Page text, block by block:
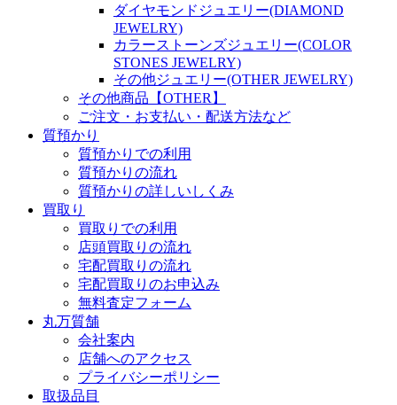
ダイヤモンドジュエリー(DIAMOND
JEWELRY)
カラーストーンズジュエリー(COLOR
STONES JEWELRY)
その他ジュエリー(OTHER JEWELRY)
その他商品【OTHER】
ご注文・お支払い・配送方法など
質預かり
質預かりでの利用
質預かりの流れ
質預かりの詳しいしくみ
買取り
買取りでの利用
店頭買取りの流れ
宅配買取りの流れ
宅配買取りのお申込み
無料査定フォーム
丸万質舗
会社案内
店舗へのアクセス
プライバシーポリシー
取扱品目